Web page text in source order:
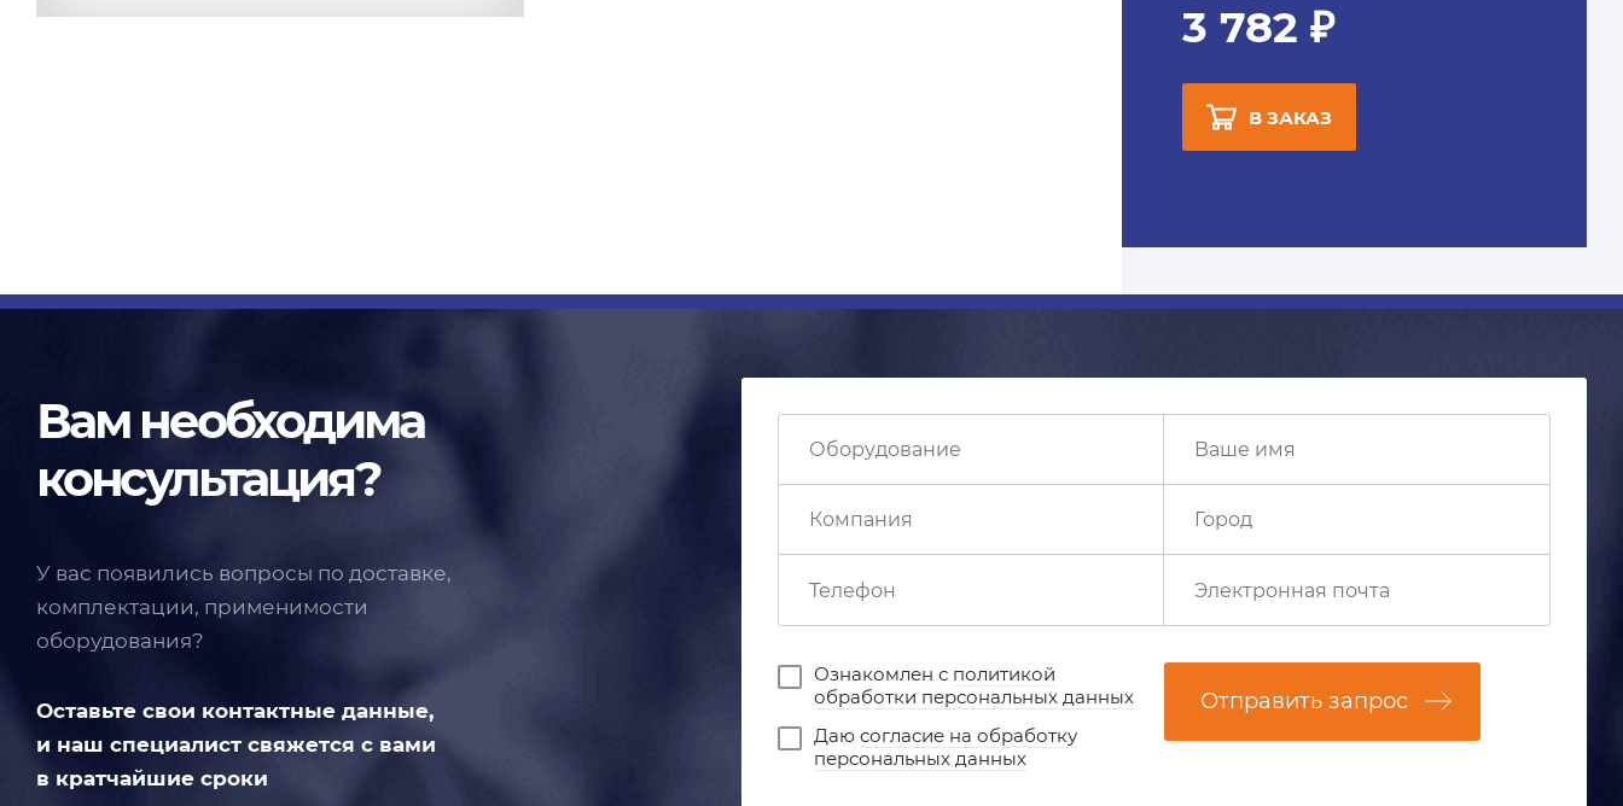
3 782 ₽
В ЗАКАЗ
Вам необходима
консультация?
У вас появились вопросы по доставке,
комплектации, применимости
оборудования?
Оставьте свои контактные данные,
и наш специалист свяжется с вами
в кратчайшие сроки
Ознакомлен с политикой
обработки персональных данных
Даю согласие на обработку
персональных данных
Отправить запрос